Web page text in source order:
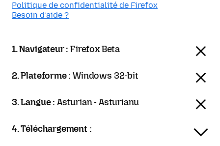
Politique de confidentialité de Firefox
Besoin d’aide ?
1. Navigateur :Firefox Beta
2. Plateforme :Windows 32-bit
3. Langue : Asturian - Asturianu
4. Téléchargement :